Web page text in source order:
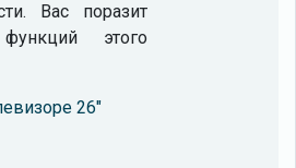
Вас поразит
этого
26"